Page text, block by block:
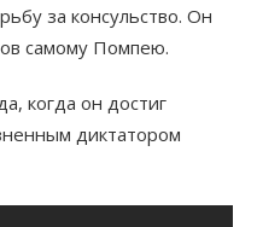
за консульство. Он
самому Помпею.
когда он достиг
диктатором